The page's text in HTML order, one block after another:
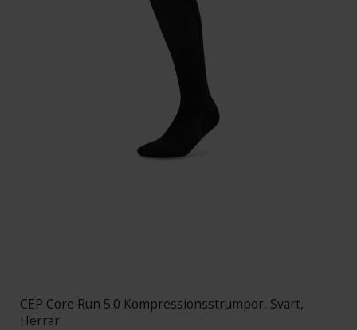
CEP Core Run 5.0 Kompressionsstrumpor, Svart,
Herrar